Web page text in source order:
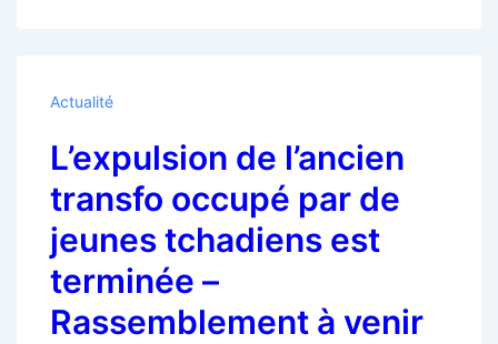
la
de
#NDDL
–
Bretagne
Actualité
L’expulsion de l’ancien
transfo occupé par de
jeunes tchadiens est
terminée –
Rassemblement à venir